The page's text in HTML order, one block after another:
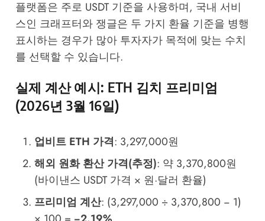
플랫폼은 주로 USDT 기준을 사용하며, 국내 서비
스인 크래프터와 쟁글은 두 가지 환율 기준을 병행
표시하는 경우가 많아 투자자가 목적에 맞는 수치
를 선택할 수 있습니다.
실제 계산 예시: ETH 김치 프리미엄
(2026년 3월 16일)
업비트 ETH 가격: 3,297,000원
해외 원화 환산 가격(추정): 약 3,370,800원
(바이낸스 USDT 가격 × 원·달러 환율)
프리미엄 계산: (3,297,000 ÷ 3,370,800 − 1)